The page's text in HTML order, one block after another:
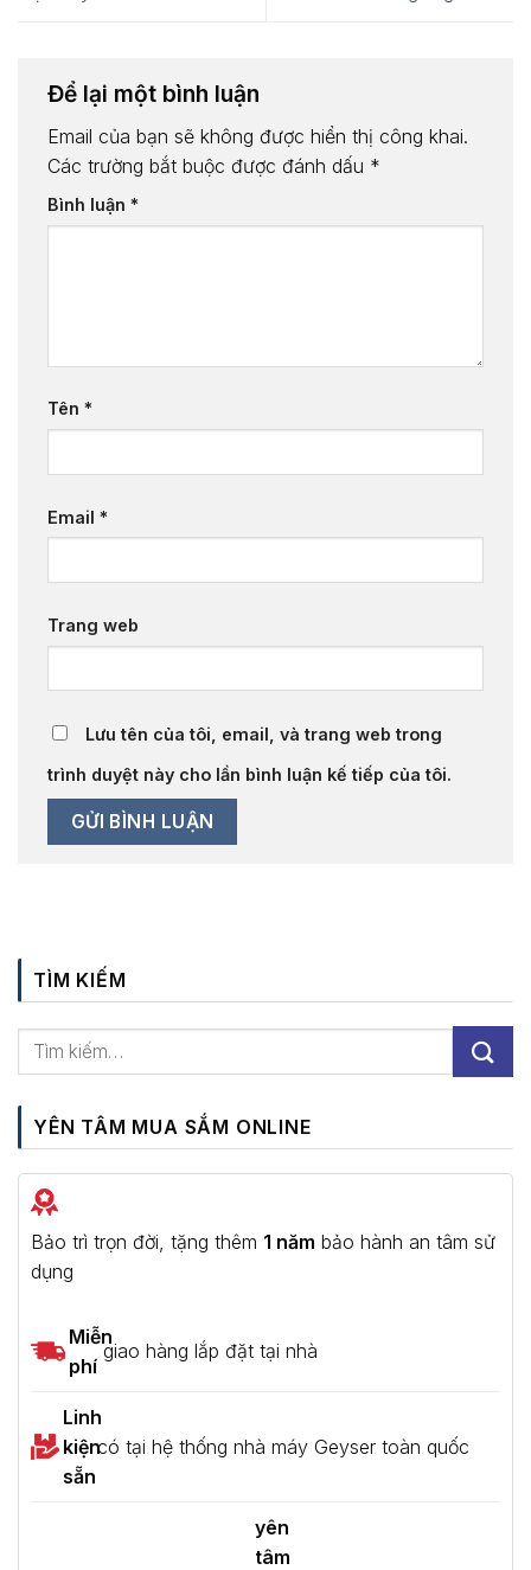
Để lại một bình luận
Email của bạn sẽ không được hiển thị công khai.
Các trường bắt buộc được đánh dấu *
Bình luận *
Tên *
Email *
Trang web
Lưu tên của tôi, email, và trang web trong
trình duyệt này cho lần bình luận kế tiếp của tôi.
TÌM KIẾM
YÊN TÂM MUA SẮM ONLINE
Bảo trì trọn đời, tặng thêm 1 năm bảo hành an tâm sử
dụng
Miễn
phí
giao hàng lắp đặt tại nhà
Linh
kiện
sẵn
có tại hệ thống nhà máy Geyser toàn quốc
yên
tâm